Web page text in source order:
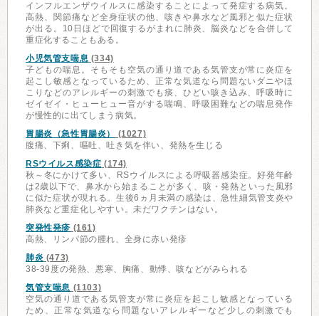
インフルエンザウイルスに感染することによって発症する病気。
高熱、関節痛など全身症状の他、咳きや鼻水など風邪と似た症状
が出る。10日ほどで回復するがまれに肺炎、脳炎などを合併して
重症化することもある。
小児気管支喘息 (334)
子どもの喘息。そもそも空気の通り道である気管支が常に炎症を
起こし敏感となっているため、正常な気道なら問題ないダニやほ
こりなどのアレルギーの刺激でも痰、ひどい咳き込み、呼吸時に
ゼイゼイ・ヒューヒュー音がする喘鳴、呼吸困難などの喘息発作
が慢性的に出てしまう病気。
胃腸炎（急性胃腸炎）
(1027)
腹痛、下痢、嘔吐、吐き気を伴い、発熱を生じる
RSウイルス感染症 (174)
秋～冬にかけて多い、RSウイルスによる呼吸器感染症。好発年齢
は2歳以下で、鼻水から始まることが多く、咳・発熱といった風邪
に似た症状が現れる。生後6ヵ月未満の感染は、急性細気管支炎や
肺炎など重症化しやすい。未だワクチンはない。
突発性発疹 (161)
高熱、リンパ節の腫れ、全身に赤い発疹
肺炎 (473)
38-39度の発熱、悪寒、胸痛、動悸、咳などがみられる
気管支喘息 (1103)
空気の通り道である気管支が常に炎症を起こし敏感となっている
ため、正常な気道なら問題ないアレルギーなど少しの刺激でも